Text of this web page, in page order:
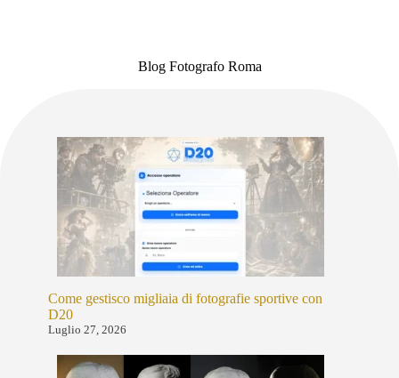
Blog Fotografo Roma
Come gestisco migliaia di fotografie sportive con
D20
Luglio 27, 2026